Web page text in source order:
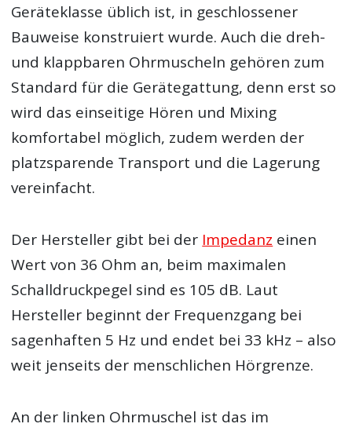
Geräteklasse üblich ist, in geschlossener
Bauweise konstruiert wurde. Auch die dreh-
und klappbaren Ohrmuscheln gehören zum
Standard für die Gerätegattung, denn erst so
wird das einseitige Hören und Mixing
komfortabel möglich, zudem werden der
platzsparende Transport und die Lagerung
vereinfacht.
Der Hersteller gibt bei der Impedanz einen
Wert von 36 Ohm an, beim maximalen
Schalldruckpegel sind es 105 dB. Laut
Hersteller beginnt der Frequenzgang bei
sagenhaften 5 Hz und endet bei 33 kHz – also
weit jenseits der menschlichen Hörgrenze.
An der linken Ohrmuschel ist das im